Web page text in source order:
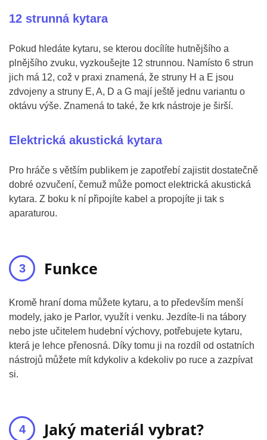
12 strunná kytara
Pokud hledáte kytaru, se kterou docílíte hutnějšího a
plnějšího zvuku, vyzkoušejte 12 strunnou. Namísto 6 strun
jich má 12, což v praxi znamená, že struny H a E jsou
zdvojeny a struny E, A, D a G mají ještě jednu variantu o
oktávu výše. Znamená to také, že krk nástroje je širší.
Elektrická akustická kytara
Pro hráče s větším publikem je zapotřebí zajistit dostatečně
dobré ozvučení, čemuž může pomoct elektrická akustická
kytara. Z boku k ní připojíte kabel a propojíte ji tak s
aparaturou.
Funkce
Kromě hraní doma můžete kytaru, a to především menší
modely, jako je Parlor, využít i venku. Jezdíte-li na tábory
nebo jste učitelem hudební výchovy, potřebujete kytaru,
která je lehce přenosná. Díky tomu ji na rozdíl od ostatních
nástrojů můžete mít kdykoliv a kdekoliv po ruce a zazpívat
si.
Jaký materiál vybrat?